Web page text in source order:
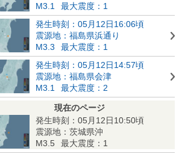
M3.1
最大震度：1
発生時刻：05月12日16:06頃
震源地：福島県浜通り
M3.3
最大震度：1
発生時刻：05月12日14:57頃
震源地：福島県会津
M3.1
最大震度：2
現在のページ
発生時刻：05月12日10:50頃
震源地：茨城県沖
M3.5
最大震度：1